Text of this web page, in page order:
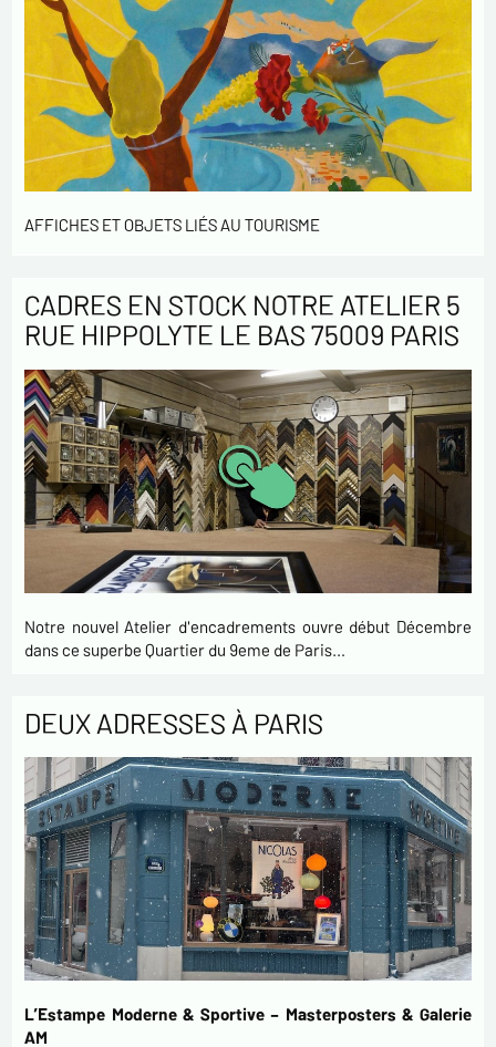
AFFICHES ET OBJETS LIÉS AU TOURISME
CADRES EN STOCK NOTRE ATELIER 5
RUE HIPPOLYTE LE BAS 75009 PARIS
Notre nouvel Atelier d'encadrements ouvre début Décembre
dans ce superbe Quartier du 9eme de Paris…
DEUX ADRESSES À PARIS
L’Estampe Moderne & Sportive – Masterposters & Galerie
AM